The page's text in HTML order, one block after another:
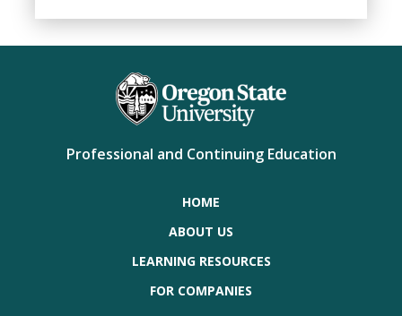
Professional and Continuing Education
HOME
ABOUT US
LEARNING RESOURCES
FOR COMPANIES